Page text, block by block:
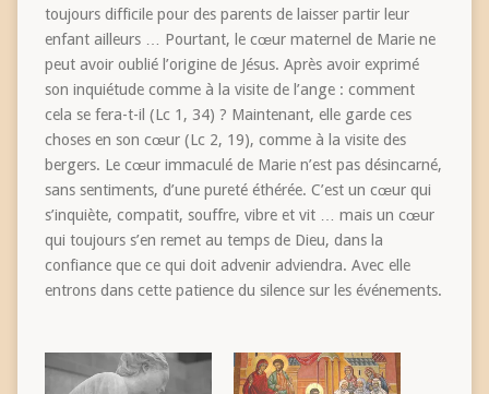
toujours difficile pour des parents de laisser partir leur
enfant ailleurs … Pourtant, le cœur maternel de Marie ne
peut avoir oublié l’origine de Jésus. Après avoir exprimé
son inquiétude comme à la visite de l’ange : comment
cela se fera-t-il (Lc 1, 34) ? Maintenant, elle garde ces
choses en son cœur (Lc 2, 19), comme à la visite des
bergers. Le cœur immaculé de Marie n’est pas désincarné,
sans sentiments, d’une pureté éthérée. C’est un cœur qui
s’inquiète, compatit, souffre, vibre et vit … mais un cœur
qui toujours s’en remet au temps de Dieu, dans la
confiance que ce qui doit advenir adviendra. Avec elle
entrons dans cette patience du silence sur les événements.